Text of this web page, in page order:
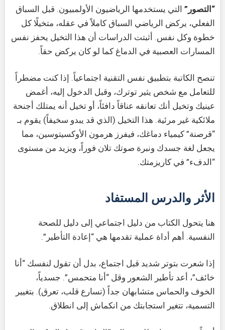
“التصور” التي يستخدمها الرياضيون الأولمبيون. قبل السباق
الفعلي، يركض الرياضي السباق كاملاً في عقله، متخيلًا كل
خطوة وكل نفس. أثبتت الدراسات أن هذا التخيل يحفز نفس
المسارات العصبية في الدماغ كما لو كان يركض حقاً.
تنصح الكاتبة بتطبيق نفس التقنية اجتماعياً. إذا كنت مضطراً
للتعامل مع شخص يثير توترك، وقبل الدخول إليه، أغمض
عينيك وتخيل أنك تعانقه عناقاً دافئاً، أو تخيل أنه يمتلك أجنحة
ملائكية غير مرئية. هذا التخيل (الذي قد يبدو سخيفاً) يقوم بـ
“قرصنة” كيمياء دماغك، فيفرز هرمون الأوكسيتوسين، مما
يجعل لغة جسدك ونبرة صوتك تلان فوراً، ويزيد من مستوى
“الدفء” في كاريزمتك.
الأثر والدرس المستفاد
هنا يتحول الكتاب من دليل اجتماعي إلى دليل للصحة
النفسية. أهم أداة عملية تقدمها هي “إعادة التأطير”.
إذا شعرت بتوتر شديد قبل اجتماع، بدل أن تقول لنفسك “أنا
خائف”، أعد تأطير الشعور وقل “أنا متحمس”. جسدياً،
الخوف والحماس متشابهان جداً (تسارع قلب، تعرق). بتغيير
التسمية، تتغير استجابتك من انكماش إلى انطلاق.